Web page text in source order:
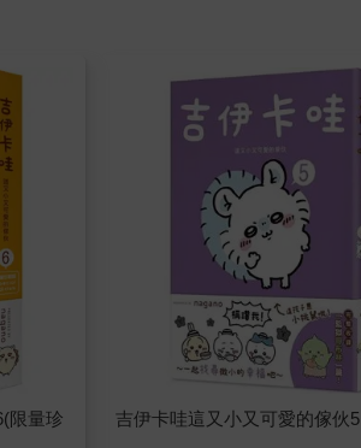
限量珍 吉伊卡哇這又小又可愛的傢伙5